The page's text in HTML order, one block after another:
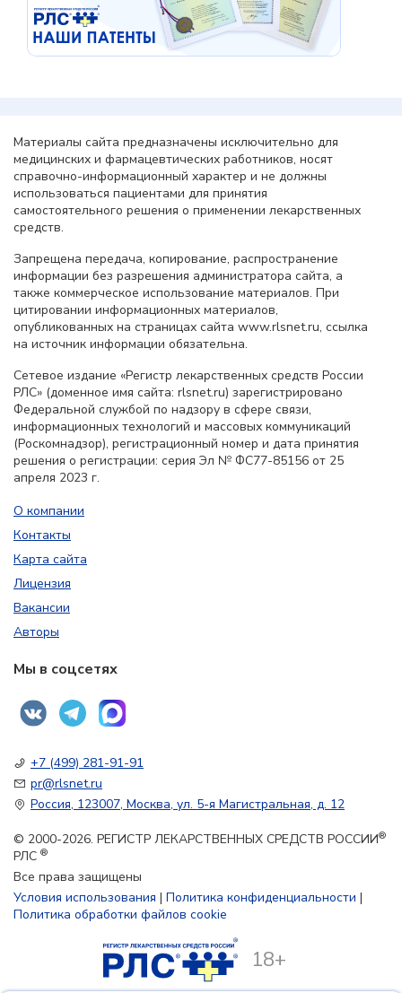
Материалы сайта предназначены исключительно для
медицинских и фармацевтических работников, носят
справочно-информационный характер и не должны
использоваться пациентами для принятия
самостоятельного решения о применении лекарственных
средств.
Запрещена передача, копирование, распространение
информации без разрешения администратора сайта, а
также коммерческое использование материалов. При
цитировании информационных материалов,
опубликованных на страницах сайта www.rlsnet.ru, ссылка
на источник информации обязательна.
Сетевое издание «Регистр лекарственных средств России
РЛС» (доменное имя сайта: rlsnet.ru) зарегистрировано
Федеральной службой по надзору в сфере связи,
информационных технологий и массовых коммуникаций
(Роскомнадзор), регистрационный номер и дата принятия
решения о регистрации: серия Эл № ФС77-85156 от 25
апреля 2023 г.
О компании
Контакты
Карта сайта
Лицензия
Вакансии
Авторы
Мы в соцсетях
+7 (499) 281-91-91
pr@rlsnet.ru
Россия, 123007, Москва, ул. 5-я Магистральная, д. 12
© 2000-2026. РЕГИСТР ЛЕКАРСТВЕННЫХ СРЕДСТВ РОССИИ®
РЛС ®
Все права защищены
Условия использования | Политика конфиденциальности |
Политика обработки файлов cookie
18+